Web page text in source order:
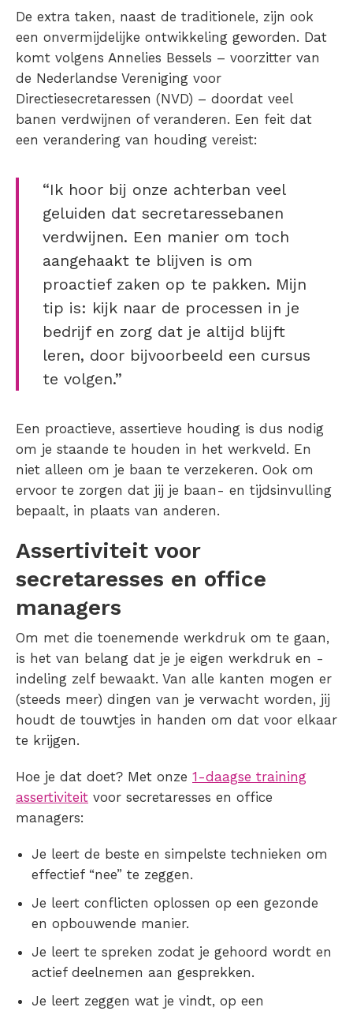
De extra taken, naast de traditionele, zijn ook
een onvermijdelijke ontwikkeling geworden. Dat
komt volgens Annelies Bessels – voorzitter van
de Nederlandse Vereniging voor
Directiesecretaressen (NVD) – doordat veel
banen verdwijnen of veranderen. Een feit dat
een verandering van houding vereist:
“Ik hoor bij onze achterban veel
geluiden dat secretaressebanen
verdwijnen. Een manier om toch
aangehaakt te blijven is om
proactief zaken op te pakken. Mijn
tip is: kijk naar de processen in je
bedrijf en zorg dat je altijd blijft
leren, door bijvoorbeeld een cursus
te volgen.”
Een proactieve, assertieve houding is dus nodig
om je staande te houden in het werkveld. En
niet alleen om je baan te verzekeren. Ook om
ervoor te zorgen dat jij je baan- en tijdsinvulling
bepaalt, in plaats van anderen.
Assertiviteit voor
secretaresses en office
managers
Om met die toenemende werkdruk om te gaan,
is het van belang dat je je eigen werkdruk en -
indeling zelf bewaakt. Van alle kanten mogen er
(steeds meer) dingen van je verwacht worden, jij
houdt de touwtjes in handen om dat voor elkaar
te krijgen.
Hoe je dat doet? Met onze 1-daagse training
assertiviteit voor secretaresses en office
managers:
Je leert de beste en simpelste technieken om
effectief “nee” te zeggen.
Je leert conflicten oplossen op een gezonde
en opbouwende manier.
Je leert te spreken zodat je gehoord wordt en
actief deelnemen aan gesprekken.
Je leert zeggen wat je vindt, op een